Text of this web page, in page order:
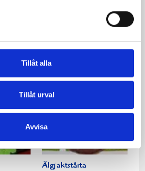
Tillåt alla
Tillåt urval
Avvisa
ingefärsmarinerade
Älgjaktstårta